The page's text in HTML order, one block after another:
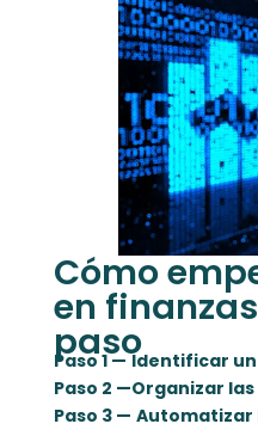
Cómo
en
paso
Paso 1 — Identificar
Paso 2 —Organizar
Paso 3 — Automatizar